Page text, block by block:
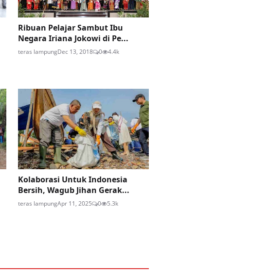
Ribuan Pelajar Sambut Ibu
Negara Iriana Jokowi di Pe...
teras lampungDec 13, 2018 0 4.4k
Kolaborasi Untuk Indonesia
Bersih, Wagub Jihan Gerak...
teras lampungApr 11, 2025 0 5.3k